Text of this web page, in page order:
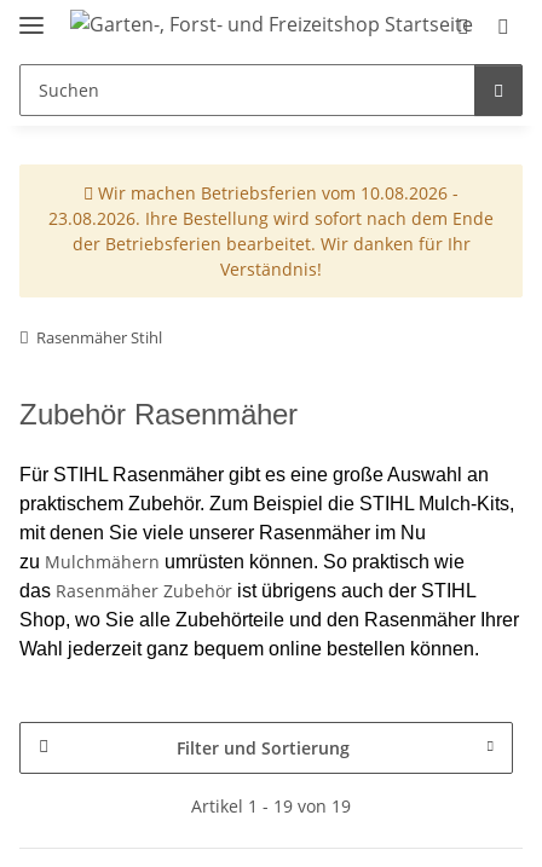
Wir machen Betriebsferien vom 10.08.2026 -
23.08.2026. Ihre Bestellung wird sofort nach dem Ende
der Betriebsferien bearbeitet. Wir danken für Ihr
Verständnis!
Rasenmäher Stihl
Zubehör Rasenmäher
Für STIHL Rasenmäher gibt es eine große Auswahl an
praktischem Zubehör. Zum Beispiel die STIHL Mulch-Kits,
mit denen Sie viele unserer Rasenmäher im Nu
zu Mulchmähern umrüsten können. So praktisch wie
das Rasenmäher Zubehör ist übrigens auch der STIHL
Shop, wo Sie alle Zubehörteile und den Rasenmäher Ihrer
Wahl jederzeit ganz bequem online bestellen können.
Filter und Sortierung
Artikel 1 - 19 von 19